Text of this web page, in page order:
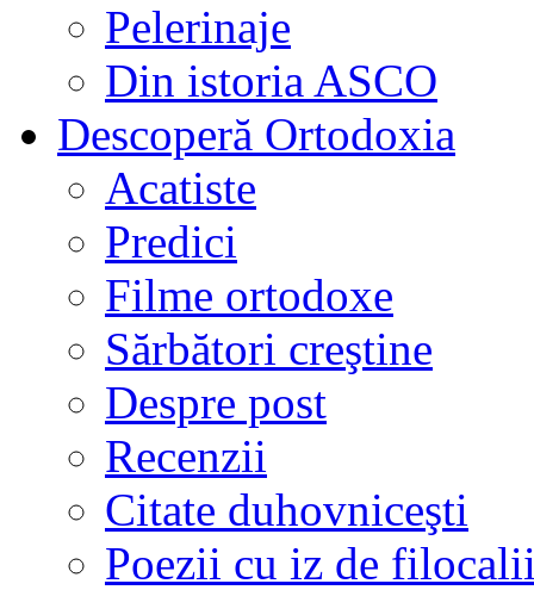
Pelerinaje
Din istoria ASCO
Descoperă Ortodoxia
Acatiste
Predici
Filme ortodoxe
Sărbători creştine
Despre post
Recenzii
Citate duhovniceşti
Poezii cu iz de